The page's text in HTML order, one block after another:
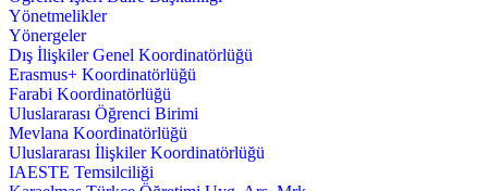
Yönetmelikler
Yönergeler
Dış İlişkiler Genel Koordinatörlüğü
Erasmus+ Koordinatörlüğü
Farabi Koordinatörlüğü
Uluslararası Öğrenci Birimi
Mevlana Koordinatörlüğü
Uluslararası İlişkiler Koordinatörlüğü
IAESTE Temsilciliği